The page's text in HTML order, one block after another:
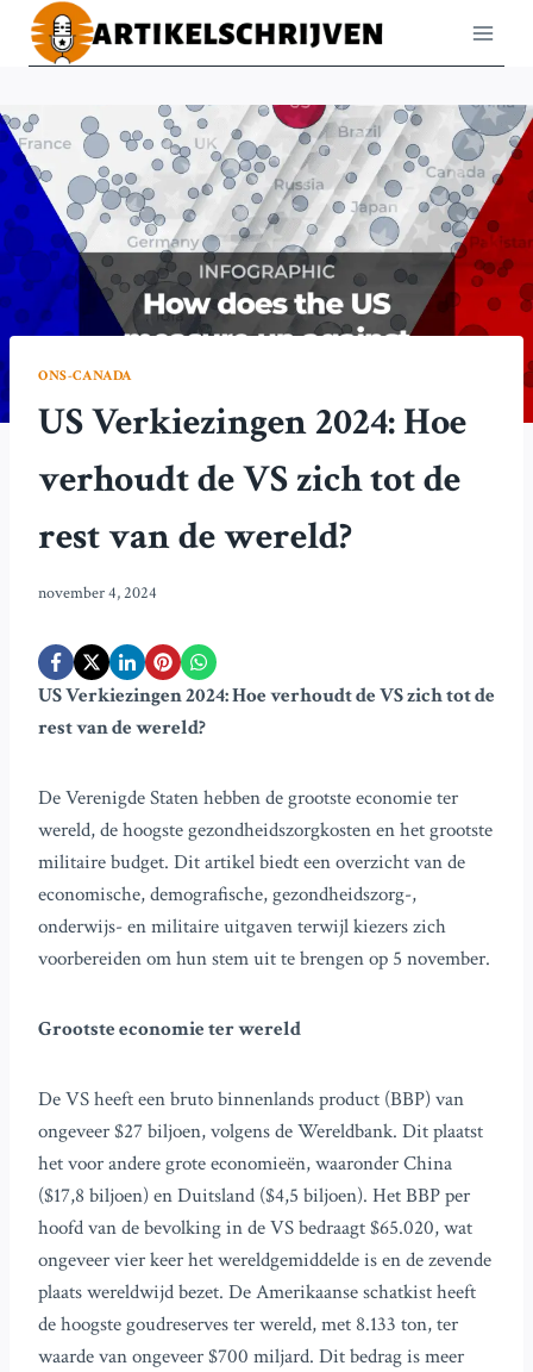
Doorgaan
naar
ONS-CANADA
US Verkiezingen 2024: Hoe
verhoudt de VS zich tot de
rest van de wereld?
november 4, 2024
US Verkiezingen 2024: Hoe verhoudt de VS zich tot de
rest van de wereld?
De Verenigde Staten hebben de grootste economie ter
wereld, de hoogste gezondheidszorgkosten en het grootste
militaire budget. Dit artikel biedt een overzicht van de
economische, demografische, gezondheidszorg-,
onderwijs- en militaire uitgaven terwijl kiezers zich
voorbereiden om hun stem uit te brengen op 5 november.
Grootste economie ter wereld
De VS heeft een bruto binnenlands product (BBP) van
ongeveer $27 biljoen, volgens de Wereldbank. Dit plaatst
het voor andere grote economieën, waaronder China
($17,8 biljoen) en Duitsland ($4,5 biljoen). Het BBP per
hoofd van de bevolking in de VS bedraagt $65.020, wat
ongeveer vier keer het wereldgemiddelde is en de zevende
plaats wereldwijd bezet. De Amerikaanse schatkist heeft
de hoogste goudreserves ter wereld, met 8.133 ton, ter
waarde van ongeveer $700 miljard. Dit bedrag is meer